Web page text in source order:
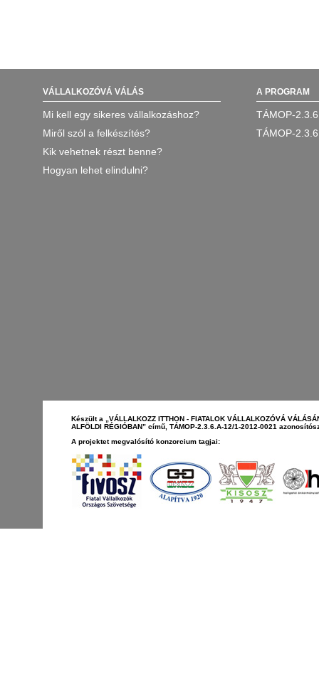
VÁLLALKOZÓVÁ VÁLÁS
Mi kell egy sikeres vállalkozáshoz?
Miről szól a felkészítés?
Kik vehetnek részt benne?
Hogyan lehet elindulni?
A PROGRAM
TÁMOP-
TÁMOP-
Készült a „VÁLLALKOZZ ITTHON - FIATALOK VÁLLALKOZÓVÁ
ALFÖLDI RÉGIÓBAN” című, TÁMOP-2.3.6.A-12/1-2012-0021
A projektet megvalósító konzorcium tagjai: